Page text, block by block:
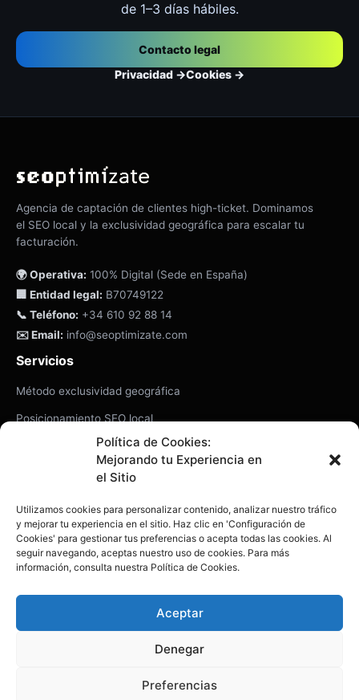
Política de Cookies:
Mejorando tu Experiencia en
el Sitio
Utilizamos cookies para personalizar contenido, analizar nuestro tráfico
y mejorar tu experiencia en el sitio. Haz clic en 'Configuración de
Cookies' para gestionar tus preferencias o acepta todas las cookies. Al
seguir navegando, aceptas nuestro uso de cookies. Para más
información, consulta nuestra Política de Cookies.
Aceptar
Denegar
Preferencias
de 1–3 días hábiles.
Contacto legal
Privacidad →Cookies →
Agencia de captación de clientes high-ticket. Dominamos
el SEO local y la exclusividad geográfica para escalar tu
facturación.
🌍 Operativa: 100% Digital (Sede en España)
🏢 Entidad legal: B70749122
📞 Teléfono: +34 610 92 88 14
✉️ Email: info@seoptimizate.com
Servicios
Método exclusividad geográfica
Posicionamiento SEO local
Diseño web de alto rendimiento
Legal y transparencia
Aviso legal
Política de privacidad
© 2026 Seoptimizate. Todos los derechos reservados.